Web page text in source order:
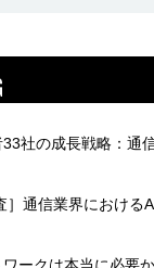
社の成長戦略：通
］通信業界における